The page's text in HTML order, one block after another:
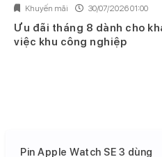
Khuyến mãi 30/07/2026 01:00
Ưu đãi tháng 8 dành cho
việc khu công nghiệp
Pin Apple Watch SE 3 dùng